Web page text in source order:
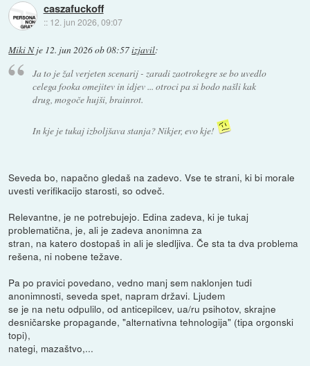
caszafuckoff
:: 12. jun 2026, 09:07
Miki Nje 12. jun 2026 ob 08:57izjavil:
Ja to je žal verjeten scenarij - zaradi zaotrokegre se bo uvedlo
celega fooka omejitev in idjev ... otroci pa si bodo našli kak
drug, mogoče hujši, brainrot.
In kje je tukaj izboljšava stanja? Nikjer, evo kje!
Seveda bo, napačno gledaš na zadevo. Vse te strani, ki bi morale
uvesti verifikacijo starosti, so odveč.
Relevantne, je ne potrebujejo. Edina zadeva, ki je tukaj
problematična, je, ali je zadeva anonimna za
stran, na katero dostopaš in ali je sledljiva. Če sta ta dva problema
rešena, ni nobene težave.
Pa po pravici povedano, vedno manj sem naklonjen tudi
anonimnosti, seveda spet, napram državi. Ljudem
se je na netu odpulilo, od anticepilcev, ua/ru psihotov, skrajne
desničarske propagande, "alternativna tehnologija" (tipa orgonski
topi),
nategi, mazaštvo,...